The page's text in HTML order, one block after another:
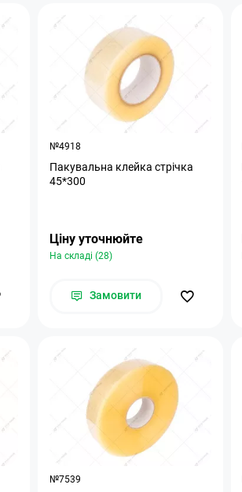
№4918
Пакувальна клейка стрічка
45*300
Ціну уточнюйте
На складі (28)
Замовити
№7539